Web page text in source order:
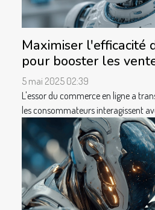
Maximiser l'efficacité
pour booster les
5 mai 2025 02:39
L'essor du commerce en ligne a
les consommateurs interagissent